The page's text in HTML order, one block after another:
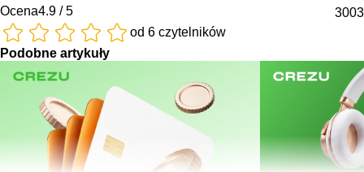
Ocena4.9 / 5
od 6 czytelników
3003
Podobne artykuły